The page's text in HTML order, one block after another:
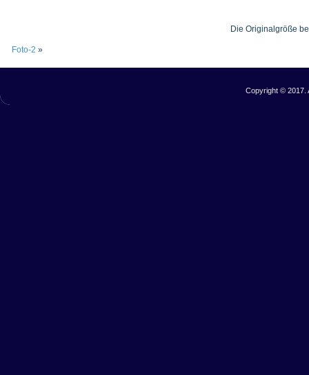
Die Originalgröße
Foto-2 »
Copyright © 2017.